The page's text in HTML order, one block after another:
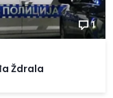
1
Ždrala